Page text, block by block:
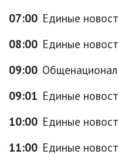
07:00 Единые
08:00 Единые
09:00
09:01 Единые
10:00 Единые
11:00 Единые